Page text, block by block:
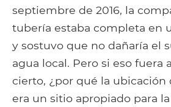
septiembre de 2016, la
tubería estaba completa en
y sostuvo que no dañaría el
agua local. Pero si eso fuera
cierto, ¿por qué la ubicación
era un sitio apropiado para